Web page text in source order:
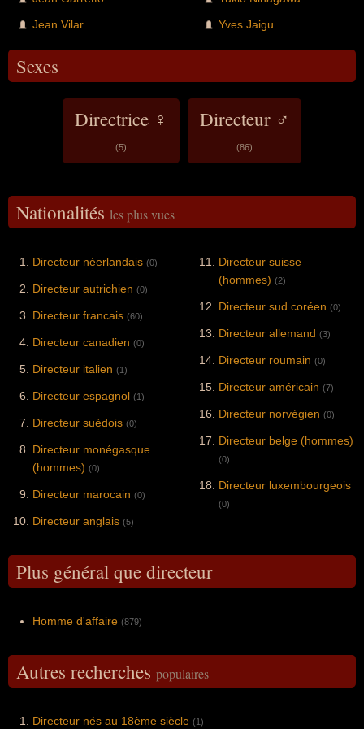
Jean Vilar
Yves Jaigu
Sexes
Directrice ♀
(5)
Directeur ♂
(86)
Nationalités les plus vues
Directeur néerlandais (0)
Directeur autrichien (0)
Directeur francais (60)
Directeur canadien (0)
Directeur italien (1)
Directeur espagnol (1)
Directeur suèdois (0)
Directeur monégasque
(hommes) (0)
Directeur marocain (0)
Directeur anglais (5)
Directeur suisse
(hommes) (2)
Directeur sud coréen (0)
Directeur allemand (3)
Directeur roumain (0)
Directeur américain (7)
Directeur norvégien (0)
Directeur belge (hommes)
(0)
Directeur luxembourgeois
(0)
Plus général que directeur
Homme d'affaire (879)
Autres recherches populaires
Directeur nés au 18ème siècle (1)